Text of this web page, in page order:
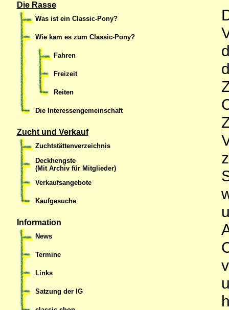
Die Rasse
Was ist ein Classic-Pony?
Wie kam es zum Classic-Pony?
Fahren
Freizeit
Reiten
Die Interessengemeinschaft
Zucht und Verkauf
Zuchtstättenverzeichnis
Deckhengste
(Mit Archiv für Mitglieder)
Verkaufsangebote
Kaufgesuche
Information
News
Termine
Links
Satzung der IG